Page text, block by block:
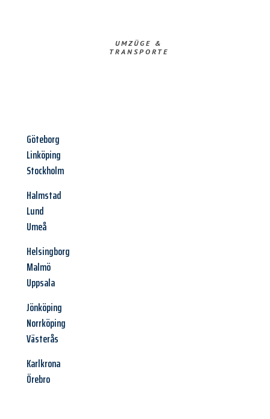
UMZÜGE &
TRANSPORTE
Göteborg
Linköping
Stockholm
Halmstad
Lund
Umeå
Helsingborg
Malmö
Uppsala
Jönköping
Norrköping
Västerås
Karlkrona
Örebro